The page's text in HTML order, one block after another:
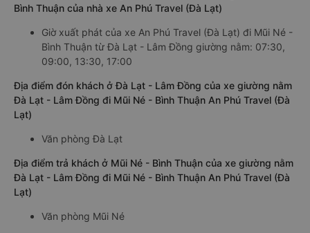
Bình Thuận của nhà xe An Phú Travel (Đà Lạt)
Giờ xuất phát của xe An Phú Travel (Đà Lạt) đi Mũi Né -
Bình Thuận từ Đà Lạt - Lâm Đồng giường nằm: 07:30,
09:00, 13:30, 17:00
Địa điểm đón khách ở Đà Lạt - Lâm Đồng của xe giường nằm
Đà Lạt - Lâm Đồng đi Mũi Né - Bình Thuận An Phú Travel (Đà
Lạt)
Văn phòng Đà Lạt
Địa điểm trả khách ở Mũi Né - Bình Thuận của xe giường nằm
Đà Lạt - Lâm Đồng đi Mũi Né - Bình Thuận An Phú Travel (Đà
Lạt)
Văn phòng Mũi Né